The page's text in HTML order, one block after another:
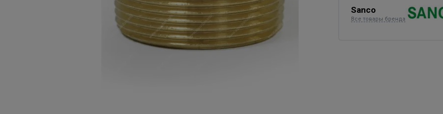
Sanco
Все товары бренда